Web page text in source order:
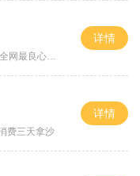
最良心沉默
详情
费三天拿沙
详情